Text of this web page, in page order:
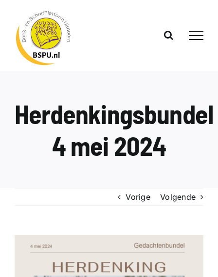
inhoud
Herdenkingsbundel
4 mei 2024
Vorige Volgende
grotere